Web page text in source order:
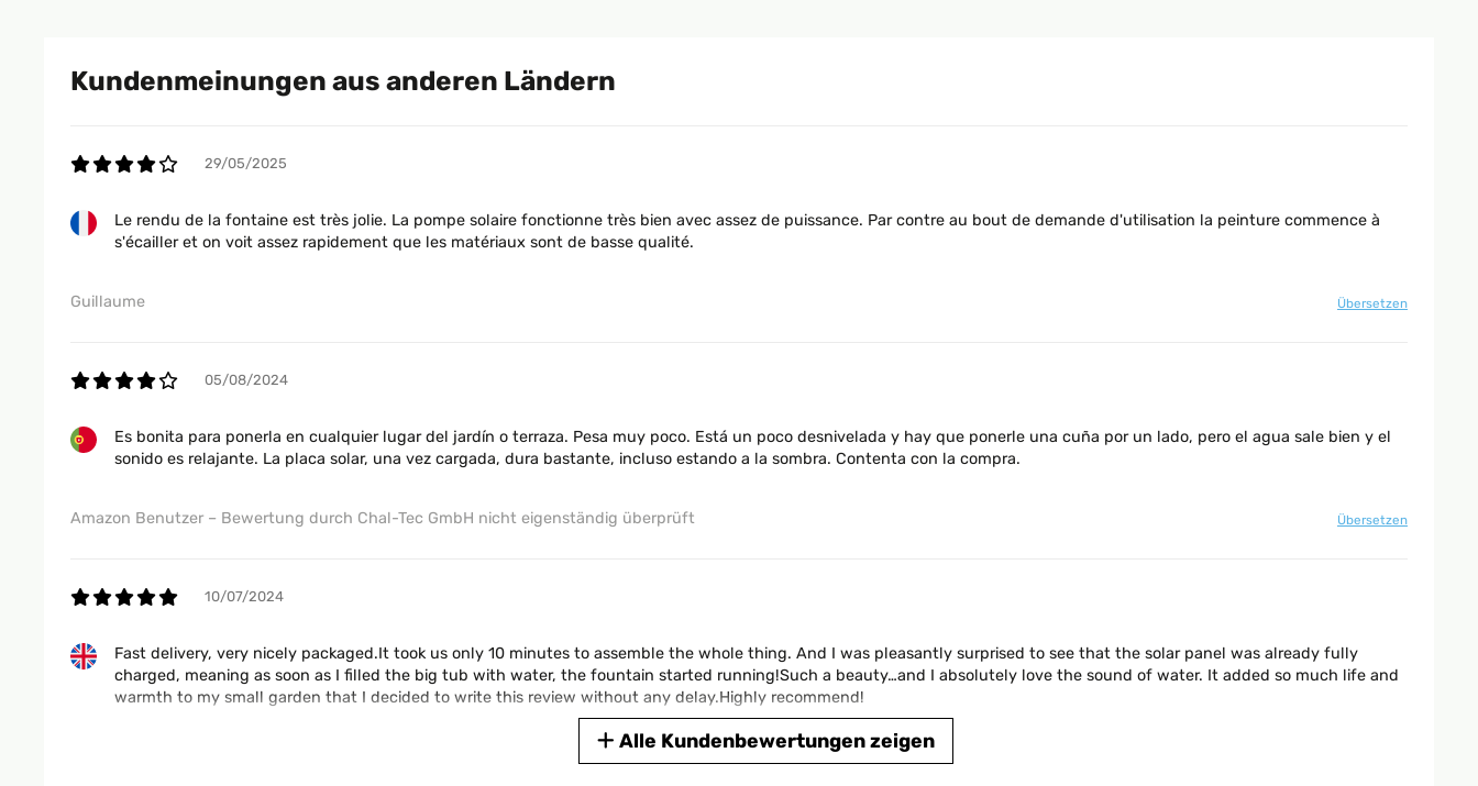
The media could not be loaded. Lovely fountain. Works well on any type of day. However, we don't use the fountain to preserve the pump if we are not in the garden or at night. I
Amazon Benutzer – Bewertung durch Chal-Tec GmbH nicht eigenständig überprüft
23/05/2021
Very easy to assemble, looks good in garden.. pretty and effective
23/05/2021
it correct.
08/04/2021
it looks good and i love it a pleasure to sit and watch the sound of water is relaxing and its a bonus to have a switch to turn it of thankyou june
Kundenmeinungen aus anderen Ländern
29/05/2025
Le rendu de la fontaine est très jolie. La pompe solaire fonctionne très bien avec assez de puissance. Par contre au bout de demande d'utilisation la peinture commence à
s'écailler et on voit assez rapidement que les matériaux sont de basse qualité.
Guillaume Übersetzen
05/08/2024
Es bonita para ponerla en cualquier lugar del jardín o terraza. Pesa muy poco. Está un poco desnivelada y hay que ponerle una cuña por un lado, pero el agua sale bien y el
sonido es relajante. La placa solar, una vez cargada, dura bastante, incluso estando a la sombra. Contenta con la compra.
Amazon Benutzer – Bewertung durch Chal-Tec GmbH nicht eigenständig überprüft Übersetzen
10/07/2024
Fast delivery, very nicely packaged.It took us only 10 minutes to assemble the whole thing. And I was pleasantly surprised to see that the solar panel was already fully
charged, meaning as soon as I filled the big tub with water, the fountain started running!Such a beauty…and I absolutely love the sound of water. It added so much life and
warmth to my small garden that I decided to write this review without any delay.Highly recommend!
Alle Kundenbewertungen zeigen